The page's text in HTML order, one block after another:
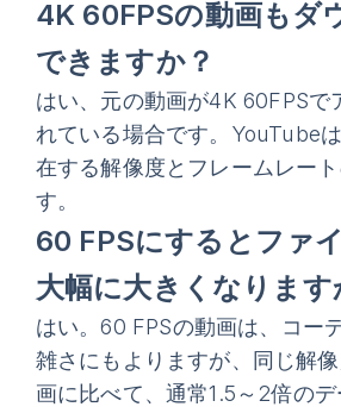
4K 60FPSの動画もダ
できますか？
はい、元の動画が4K 60FPSで
れている場合です。YouTube
在する解像度とフレームレー
す。
60 FPSにするとファ
大幅に大きくなります
はい。60 FPSの動画は、コー
雑さにもよりますが、同じ解
画に比べて、通常1.5～2倍の